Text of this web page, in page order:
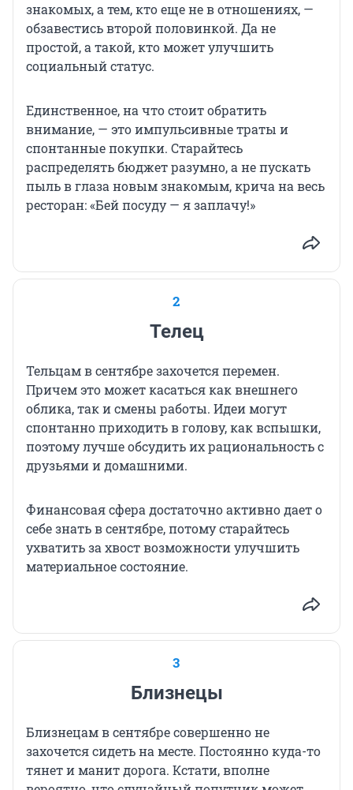
знакомых, а тем, кто еще не в отношениях, —
обзавестись второй половинкой. Да не
простой, а такой, кто может улучшить
социальный статус.
Единственное, на что стоит обратить
внимание, — это импульсивные траты и
спонтанные покупки. Старайтесь
распределять бюджет разумно, а не пускать
пыль в глаза новым знакомым, крича на весь
ресторан: «Бей посуду — я заплачу!»
2
Телец
Тельцам в сентябре захочется перемен.
Причем это может касаться как внешнего
облика, так и смены работы. Идеи могут
спонтанно приходить в голову, как вспышки,
поэтому лучше обсудить их рациональность с
друзьями и домашними.
Финансовая сфера достаточно активно дает о
себе знать в сентябре, потому старайтесь
ухватить за хвост возможности улучшить
материальное состояние.
3
Близнецы
Близнецам в сентябре совершенно не
захочется сидеть на месте. Постоянно куда-то
тянет и манит дорога. Кстати, вполне